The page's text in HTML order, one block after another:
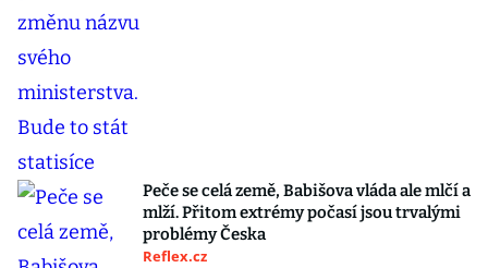
Peče se celá země, Babišova vláda ale mlčí a
mlží. Přitom extrémy počasí jsou trvalými
problémy Česka
Reflex.cz